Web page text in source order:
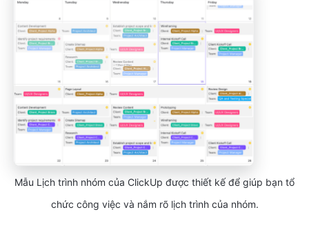
Mẫu Lịch trình nhóm của ClickUp được thiết kế để giúp bạn tổ
chức công việc và nắm rõ lịch trình của nhóm.